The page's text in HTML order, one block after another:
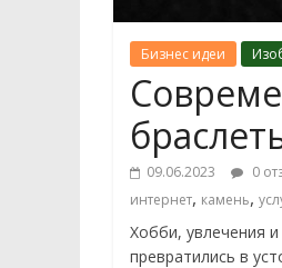
Бизнес идеи
09.06.2023 0
интернет, камень,
Хобби, увлечения
превратились в